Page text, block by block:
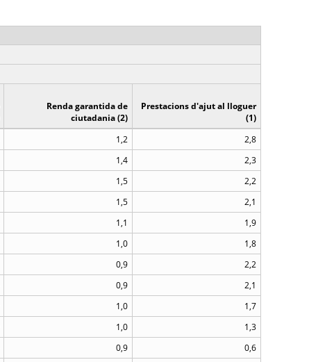
Renda garantida de
ciutadania (2)
Prestacions d'ajut al lloguer
(1)
1,2
2,8
1,4
2,3
1,5
2,2
1,5
2,1
1,1
1,9
1,0
1,8
0,9
2,2
0,9
2,1
1,0
1,7
1,0
1,3
0,9
0,6